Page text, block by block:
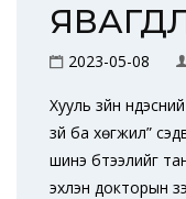
2023-05-08
Хууль зүйн
зүй ба хөгжил”
шинэ бүтээлийг
эхлэн докторын